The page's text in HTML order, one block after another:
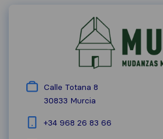
Calle Totana 8
30833 Murcia
+34 968 26 83 66